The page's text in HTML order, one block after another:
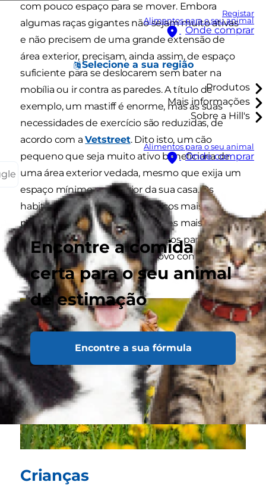
Registar
Alimentos para o seu animal
Onde comprar
Selecione a sua região
Produtos
Mais informações
Sobre a Hill's
Alimentos para o seu animal
Onde comprar
Encontre a comida
certa para o seu animal
de estimação
Encontre a sua fórmula
com pouco espaço para se mover. Embora
algumas raças gigantes não sejam muito ativas
e não precisem de uma grande extensão de
área exterior, precisam, ainda assim, de espaço
suficiente para se deslocarem sem bater na
mobília ou ir contra as paredes. A título de
exemplo, um mastiff é enorme, mas as suas
necessidades de exercício são reduzidas, de
acordo com aVetstreet. Dito isto, um cão
pequeno que seja muito ativo beneficiaria de
uma área exterior vedada, mesmo que exija um
espaço mínimo no interior da sua casa. Os
habitantes citadinos com espaços mais
pequenos podem considerar cães mais
pequenos e também devem ir aos parques de
cães locais para ajudar o seu novo companheiro
a gastar a energia.
Crianças